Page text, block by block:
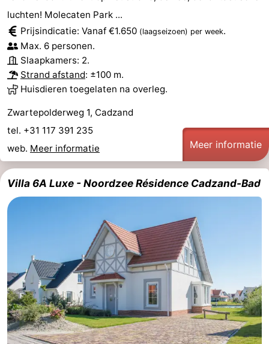
luchten! Molecaten Park ...
Prijsindicatie: Vanaf €1.650 (laagseizoen) per week.
Max. 6 personen.
Slaapkamers: 2.
Strand afstand: ±100 m.
Huisdieren toegelaten na overleg.
Zwartepolderweg 1, Cadzand
tel. +31 117 391 235
web. Meer informatie Meer informatie
Villa 6A Luxe - Noordzee Résidence Cadzand-Bad